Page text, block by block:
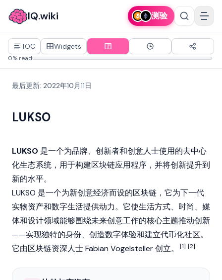
IQ.wiki 测验
TOC Widgets
0% read
最后更新: 2022年10月11日
LUKSO
LUKSO 是一个为品牌、创新者和创意人士使用的去中心
化生态系统，用于构建区块链应用程序，并将创新提升到
新的水平。
LUKSO 是一个为新创意经济而设的区块链 ，它为下一代
实物资产和数字生活提供动力。它使生活方式、时尚、媒
体和设计领域能够围绕未来创意工作的核心主题推动创新
——实现独特的身份、创造数字体验和建立代币化社区。
它由区块链资深人士 Fabian Vogelsteller 创立。 [1] [2]